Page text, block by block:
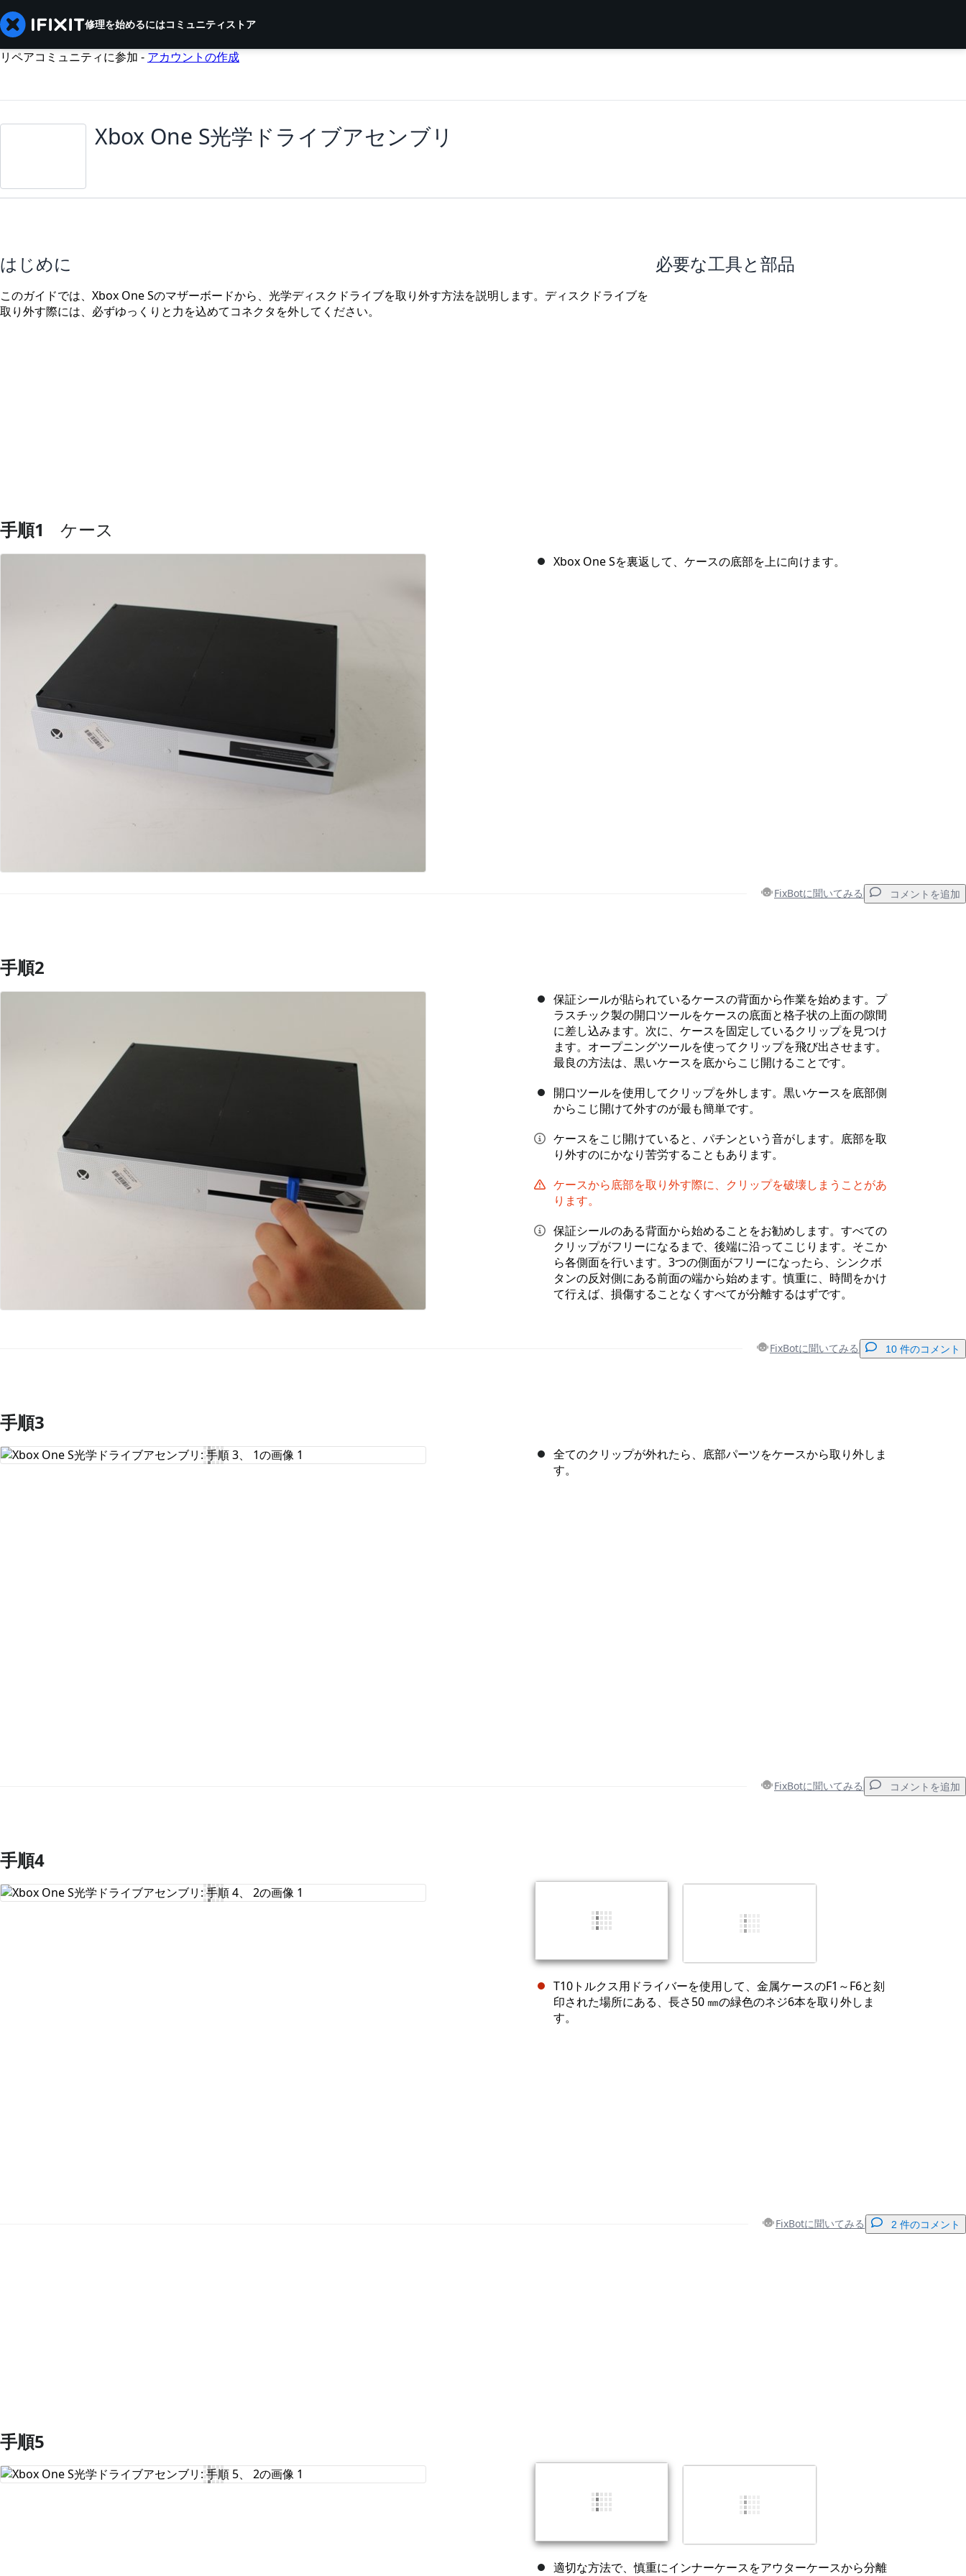
修理を始めるにはコミュニティストア
リペアコミュニティに参加 - アカウントの作成
Xbox One S光学ドライブアセンブリ
はじめに
このガイドでは、Xbox One Sのマザーボードから、光学ディスクドライブを取り外す方法を説明します。ディスクドライブを
取り外す際には、必ずゆっくりと力を込めてコネクタを外してください。
必要な工具と部品
手順1 ケース
Xbox One Sを裏返して、ケースの底部を上に向けます。
FixBotに聞いてみる コメントを追加
コメントを追加
キャンセル コメントを投稿
手順2
保証シールが貼られているケースの背面から作業を始めます。プ
ラスチック製の開口ツールをケースの底面と格子状の上面の隙間
に差し込みます。次に、ケースを固定しているクリップを見つけ
ます。オープニングツールを使ってクリップを飛び出させます。
最良の方法は、黒いケースを底からこじ開けることです。
開口ツールを使用してクリップを外します。黒いケースを底部側
からこじ開けて外すのが最も簡単です。
ケースをこじ開けていると、パチンという音がします。底部を取
り外すのにかなり苦労することもあります。
ケースから底部を取り外す際に、クリップを破壊しまうことがあ
ります。
保証シールのある背面から始めることをお勧めします。すべての
クリップがフリーになるまで、後端に沿ってこじります。そこか
ら各側面を行います。3つの側面がフリーになったら、シンクボ
タンの反対側にある前面の端から始めます。慎重に、時間をかけ
て行えば、損傷することなくすべてが分離するはずです。
FixBotに聞いてみる 10 件のコメント
コメントを追加
手順3
全てのクリップが外れたら、底部パーツをケースから取り外しま
す。
FixBotに聞いてみる コメントを追加
コメントを追加
手順4
T10トルクス用ドライバーを使用して、金属ケースのF1～F6と刻
印された場所にある、長さ50 ㎜の緑色のネジ6本を取り外しま
す。
FixBotに聞いてみる 2 件のコメント
手順5
適切な方法で、慎重にインナーケースをアウターケースから分離